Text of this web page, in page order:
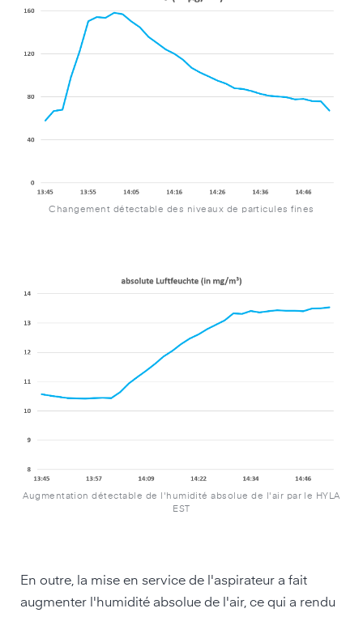
Changement détectable des niveaux de particules fines
Augmentation détectable de l'humidité absolue de l'air par le HYLA
EST
En outre, la mise en service de l'aspirateur a fait
augmenter l'humidité absolue de l'air, ce qui a rendu